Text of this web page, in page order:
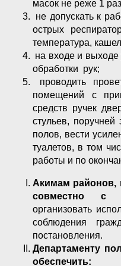
масок не реже 1
не допускать к
острых
температура,
на входе и
обработки рук;
проводить
помещений с
средств ручек
стульев, поручней
полов, вести
туалетов, в том
работы и по
Акимам районов,
совместно с
организовать
соблюдения
постановления.
Департаменту
обеспечить: